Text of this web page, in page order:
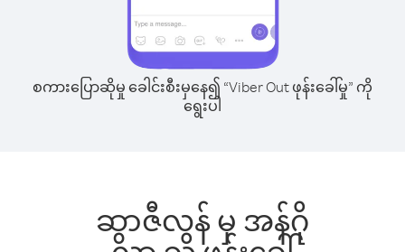
စကားပြောဆိုမှု ခေါင်းစီးမှနေ၍ “Viber Out ဖုန်းခေါ်မှု” ကို
ရွေးပါ
ဆွာဇီလန် မှ အန်ဂို